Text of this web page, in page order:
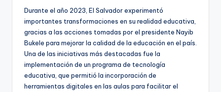
Durante el año 2023, El Salvador experimentó
importantes transformaciones en su realidad educativa,
gracias a las acciones tomadas por el presidente Nayib
Bukele para mejorar la calidad de la educación en el país.
Una de las iniciativas más destacadas fue la
implementación de un programa de tecnología
educativa, que permitió la incorporación de
herramientas digitales en las aulas para facilitar el